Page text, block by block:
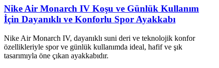
Nike Air Monarch IV Koşu ve Günlük Kullanım
İçin Dayanıklı ve Konforlu Spor Ayakkabı
Nike Air Monarch IV, dayanıklı suni deri ve teknolojik konfor
özellikleriyle spor ve günlük kullanımda ideal, hafif ve şık
tasarımıyla öne çıkan ayakkabıdır.